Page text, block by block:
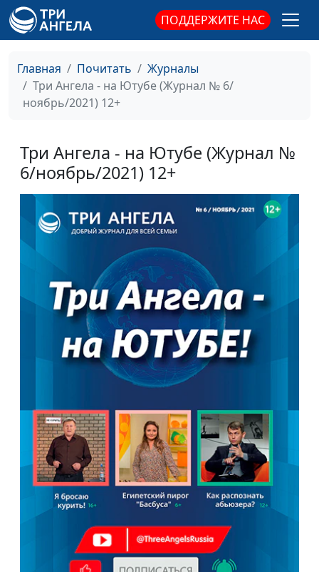
ПОДДЕРЖИТЕ НАС
Главная Почитать
Журналы
Три Ангела - на Ютубе (Журнал № 6/
ноябрь/2021) 12+
Три Ангела - на Ютубе (Журнал №
6/ноябрь/2021) 12+